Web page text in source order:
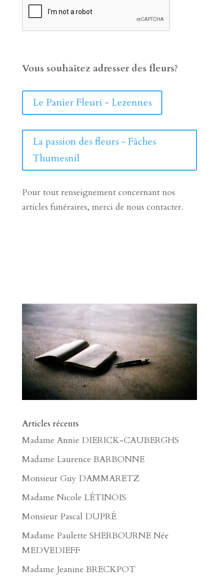
Vous souhaitez adresser des fleurs?
Le Panier Fleuri - Lezennes
La passion des fleurs - Fâches
Thumesnil
Pour tout renseignement concernant nos
articles funéraires, merci de nous contacter.
Articles récents
Madame Annie DIERICK-CAUBERGHS
Madame Laurence BARBONNE
Monsieur Guy DAMMARETZ
Madame Nicole LÉTINOIS
Monsieur Pascal DUPRÉ
Madame Paulette SHERBOURNE Née
MEDVEDIEFF
Madame Jeanine BRECKPOT